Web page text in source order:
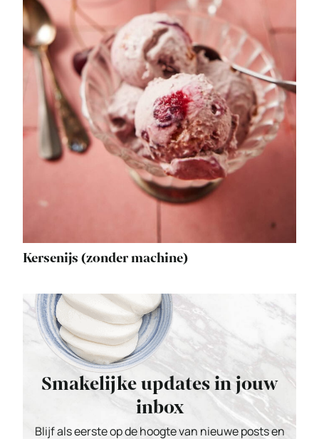
Kersenijs (zonder machine)
Smakelijke updates in jouw
inbox
Blijf als eerste op de hoogte van nieuwe posts en